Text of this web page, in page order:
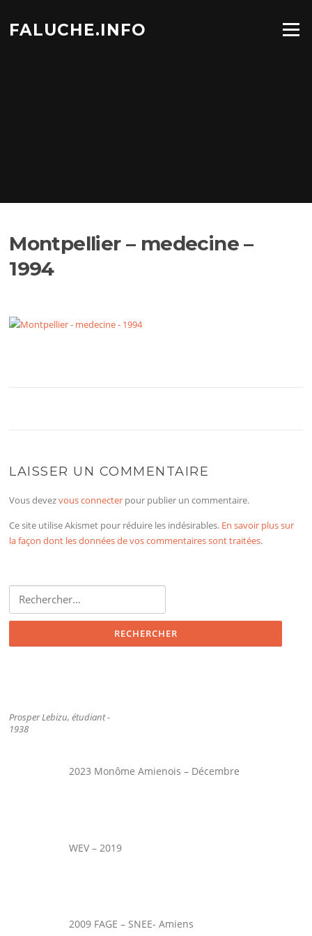
contenu
FALUCHE.INFO Menu
Montpellier – medecine –
1994
LAISSER UN COMMENTAIRE
Vous devezvous connecter pour publier un commentaire.
Ce site utilise Akismet pour réduire les indésirables. En savoir plus sur
la façon dont les données de vos commentaires sont traitées.
Rechercher :
Prosper Lebizu, étudiant -
1938
2023 Monôme Amienois – Décembre
WEV – 2019
2009 FAGE – SNEE- Amiens